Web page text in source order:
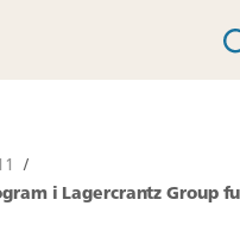
i Lagercrantz Group